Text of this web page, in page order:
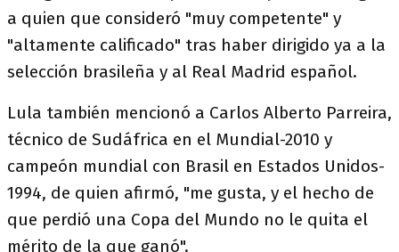
a quien que consideró "muy competente" y
"altamente calificado" tras haber dirigido ya a la
selección brasileña y al Real Madrid español.
Lula también mencionó a Carlos Alberto Parreira,
técnico de Sudáfrica en el Mundial-2010 y
campeón mundial con Brasil en Estados Unidos-
1994, de quien afirmó, "me gusta, y el hecho de
que perdió una Copa del Mundo no le quita el
mérito de la que ganó".